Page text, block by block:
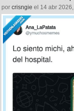
por crisngie el 14 abr